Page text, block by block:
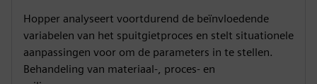
Hopper analyseert voortdurend de beïnvloedende
variabelen van het spuitgietproces en stelt situationele
aanpassingen voor om de parameters in te stellen.
Behandeling van materiaal-, proces- en